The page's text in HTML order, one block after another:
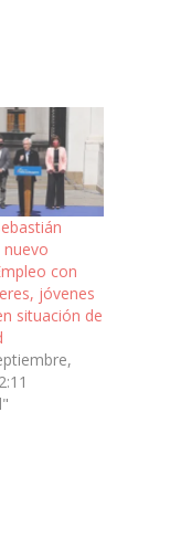
nuevo
con
jóvenes
situación de